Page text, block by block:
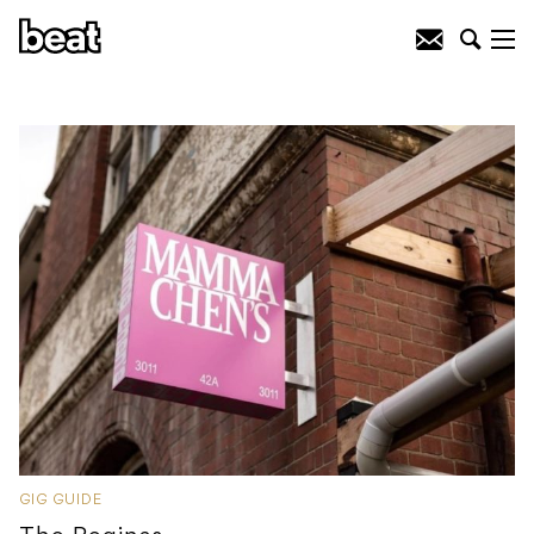
GIG GUIDE